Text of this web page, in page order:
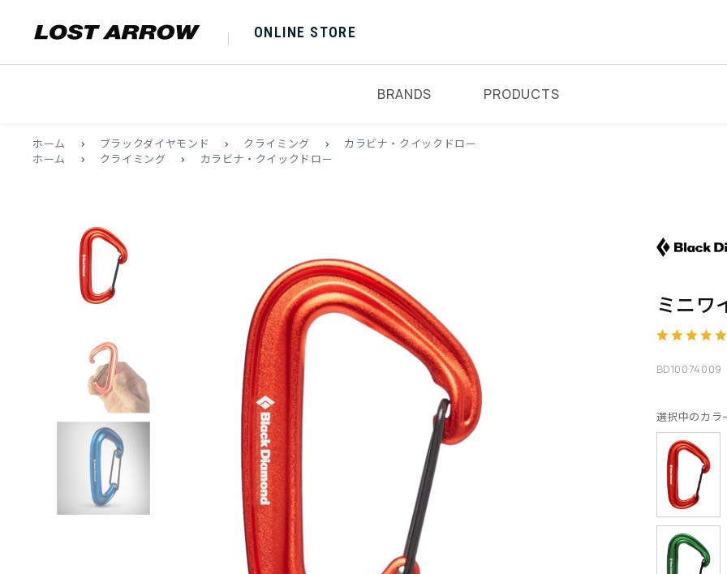
ONLINE STORE
BRANDS PRODUCTS
ホーム > ブラックダイヤモンド > クライミング >
カラビナ・クイックドロー
ホーム
> クライミング > カラビナ・クイックドロー
ミニワ
BD10074009
選択中のカラ